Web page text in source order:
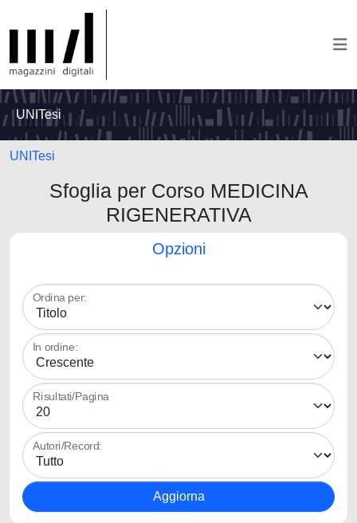
UNITesi
UNITesi
Sfoglia per Corso MEDICINA
RIGENERATIVA
Opzioni
Ordina per:
In ordine:
Risultati/Pagina
Autori/Record: